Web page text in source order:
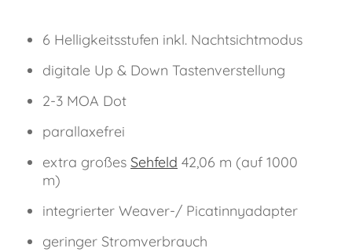
6 Helligkeitsstufen inkl. Nachtsichtmodus
digitale Up & Down Tastenverstellung
2-3 MOA Dot
parallaxefrei
extra großes Sehfeld 42,06 m (auf 1000
m)
integrierter Weaver-/ Picatinnyadapter
geringer Stromverbrauch